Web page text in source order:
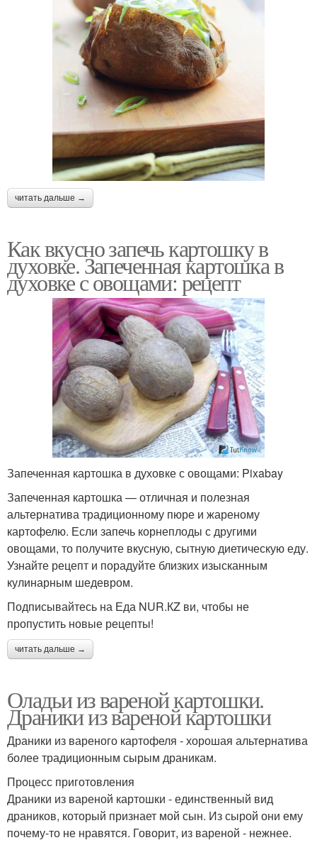
читать дальше →
Как вкусно запечь картошку в
духовке. Запеченная картошка в
духовке с овощами: рецепт
Запеченная картошка в духовке с овощами: Pixabay
Запеченная картошка — отличная и полезная
альтернатива традиционному пюре и жареному
картофелю. Если запечь корнеплоды с другими
овощами, то получите вкусную, сытную диетическую еду.
Узнайте рецепт и порадуйте близких изысканным
кулинарным шедевром.
Подписывайтесь на Еда NUR.КZ ви, чтобы не
пропустить новые рецепты!
читать дальше →
Оладьи из вареной картошки.
Драники из вареной картошки
Драники из вареного картофеля - хорошая альтернатива
более традиционным сырым драникам.
Процесс приготовления
Драники из вареной картошки - единственный вид
драников, который признает мой сын. Из сырой они ему
почему-то не нравятся. Говорит, из вареной - нежнее.